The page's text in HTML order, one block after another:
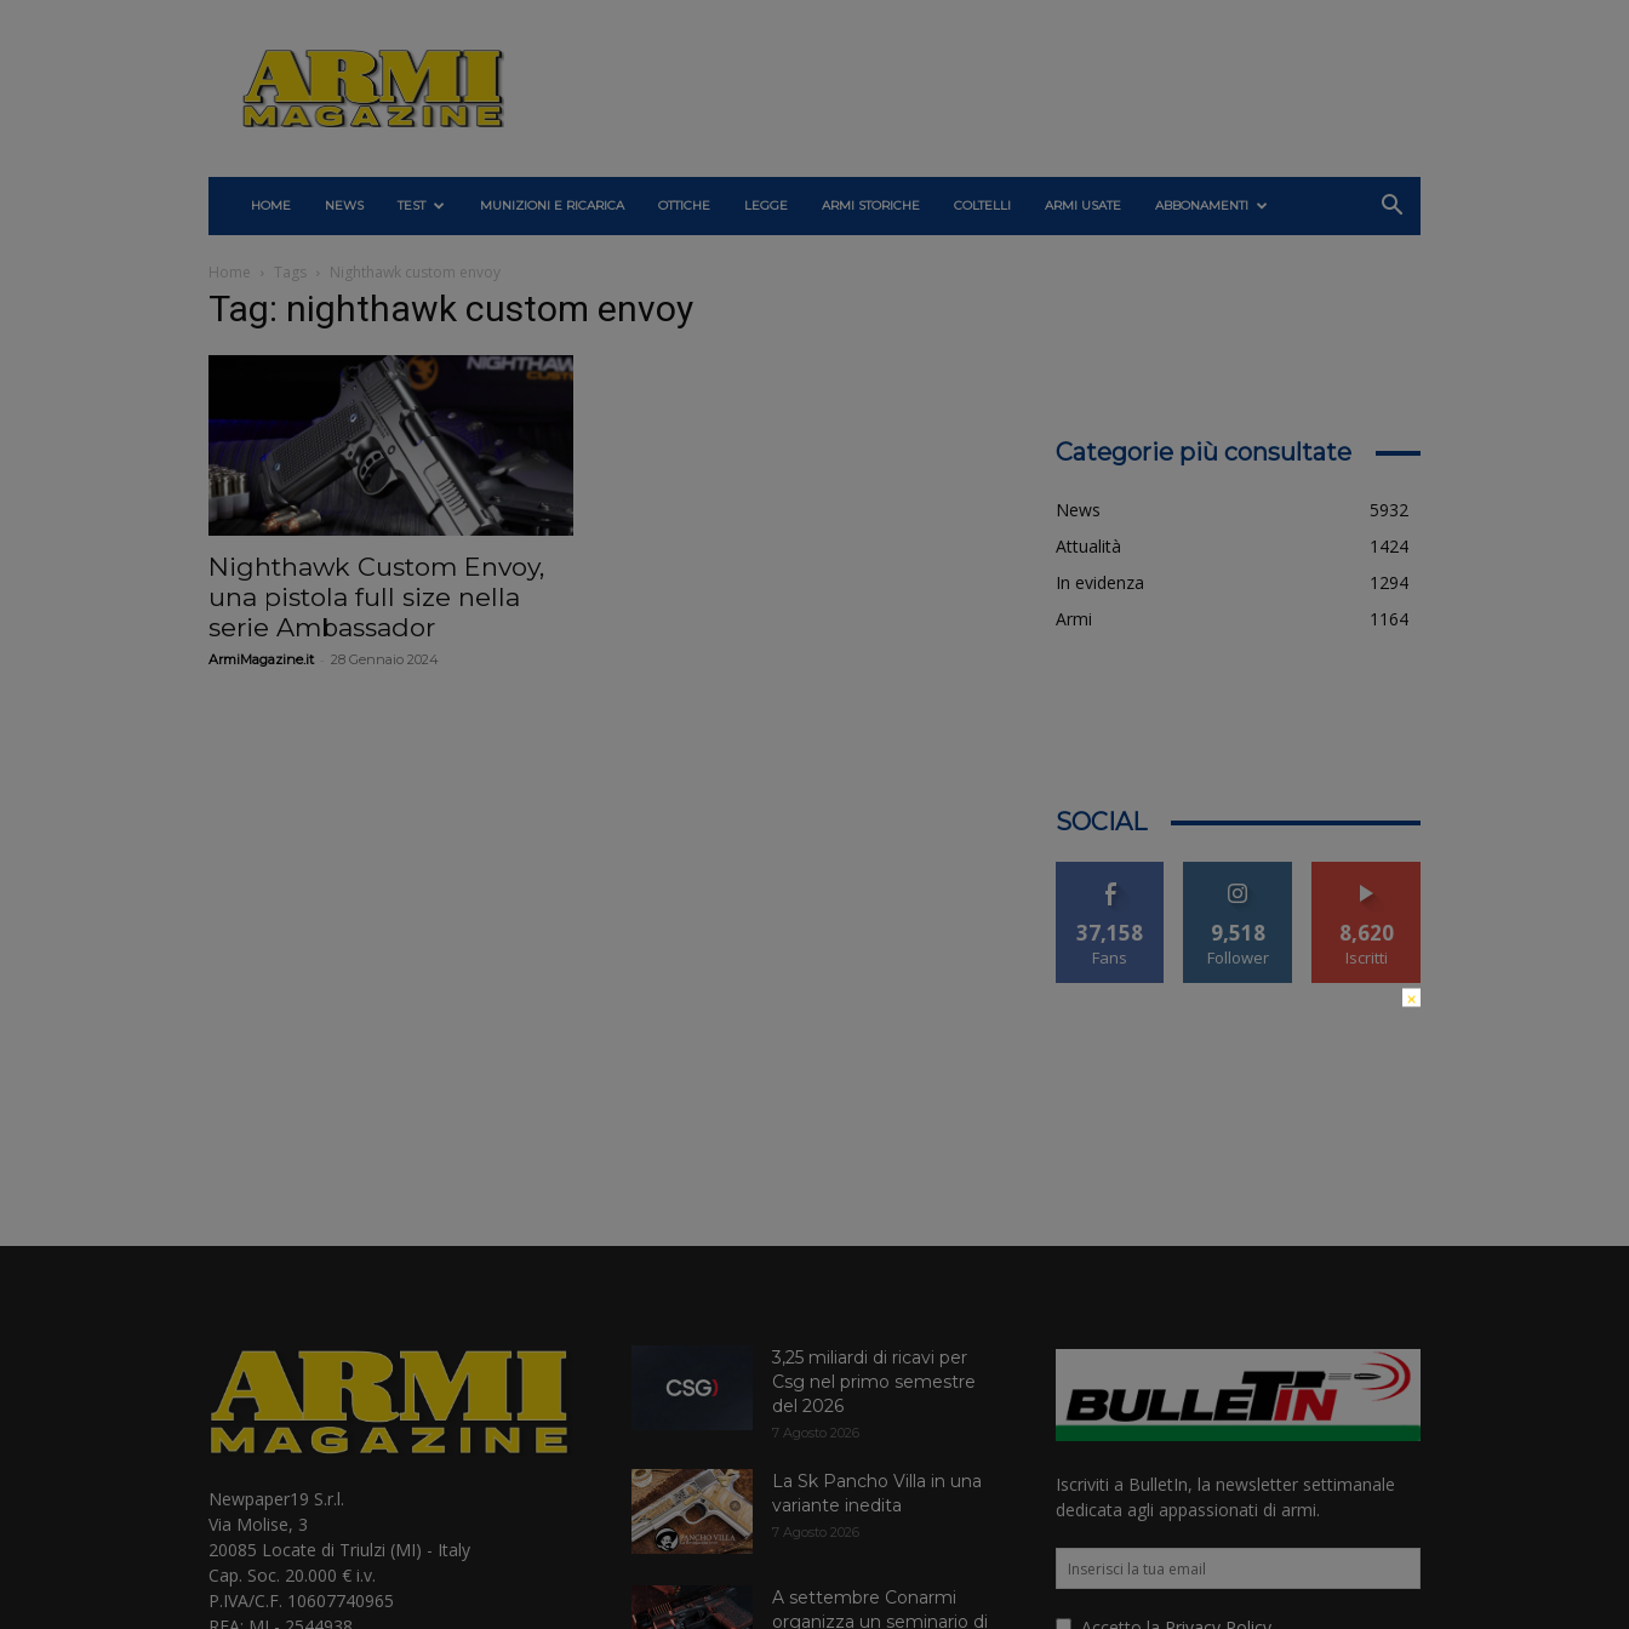
Armi
Magazine
HOME NEWS TEST MUNIZIONI E RICARICA OTTICHE LEGGE ARMI STORICHE COLTELLI ARMI USATE ABBONAMENTI
Home Tags Nighthawk custom envoy
Tag: nighthawk custom envoy
Nighthawk Custom Envoy,
una pistola full size nella
serie Ambassador
ArmiMagazine.it 28 Gennaio 2024
Categorie più consultate
News
5932
Attualità
1424
In evidenza
1294
Armi
1164
SOCIAL
37,158
Fans
9,518
Follower
8,620
Iscritti
Newpaper19 S.r.l.
Via Molise, 3
20085 Locate di Triulzi (MI) - Italy
Cap. Soc. 20.000 € i.v.
P.IVA/C.F. 10607740965
3,25 miliardi di ricavi per
Csg nel primo semestre
del 2026
7 Agosto 2026
La Sk Pancho Villa in una
variante inedita
7 Agosto 2026
A settembre Conarmi
organizza un seminario di
Iscriviti a BulletIn, la newsletter settimanale
dedicata agli appassionati di armi.
×